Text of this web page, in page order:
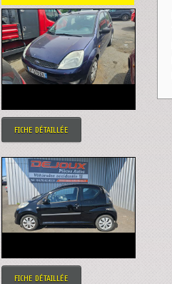
FICHE DÉTAILLÉE
FICHE DÉTAILLÉE